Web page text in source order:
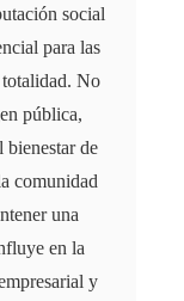
social
para las
No
pública,
bienestar de
comunidad
una
en la
y